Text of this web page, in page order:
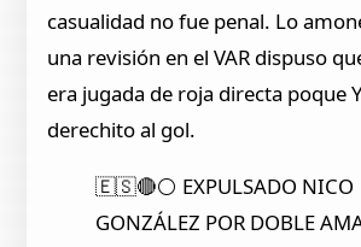
casualidad no fue penal. Lo
una revisión en el VAR dispuso
era jugada de roja directa poque
derechito al gol.
🇪🇸🔴⚪️ EXPULSADO NICO
GONZÁLEZ POR DOBLE